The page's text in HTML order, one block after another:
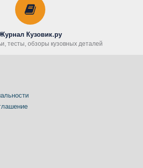
Кузовик.ру
тесты, обзоры кузовных деталей